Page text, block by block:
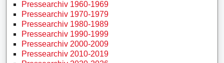
Pressearchiv 1960-1969
Pressearchiv 1970-1979
Pressearchiv 1980-1989
Pressearchiv 1990-1999
Pressearchiv 2000-2009
Pressearchiv 2010-2019